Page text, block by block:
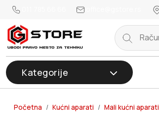
Kategorije
Početna Kućni aparati Mali kućni aparati